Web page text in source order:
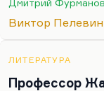
личности
Дмитрий Фурманов
Виктор Пелевин
ЛИТЕРАТУРА
Профессор